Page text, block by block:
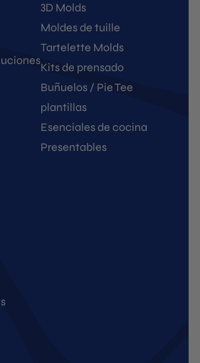
3D Molds
Moldes de tuille
Tartelette Molds
Kits de prensado
Buñuelos / Pie Tee
plantillas
Esenciales de cocina
Presentables